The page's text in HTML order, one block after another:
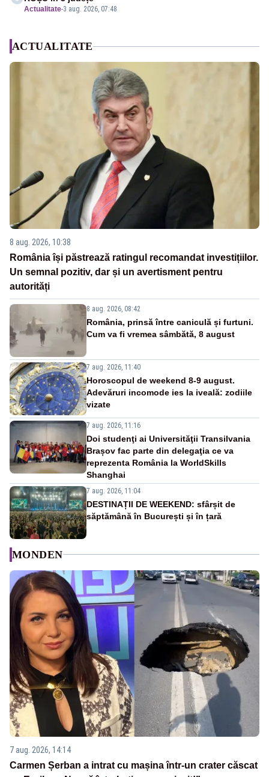
Actualitate-3 aug. 2026, 07:48
ACTUALITATE
8 aug. 2026, 10:38
România își păstrează ratingul recomandat investițiilor.
Un semnal pozitiv, dar și un avertisment pentru
autorități
8 aug. 2026, 08:42
România, prinsă între caniculă și furtuni.
Cum va fi vremea sâmbătă, 8 august
7 aug. 2026, 11:40
Horoscopul de weekend 8-9 august.
Adevăruri incomode ies la iveală: zodiile
vizate
7 aug. 2026, 11:16
Doi studenţi ai Universităţii Transilvania
Brașov fac parte din delegaţia ce va
reprezenta România la WorldSkills
Shanghai
7 aug. 2026, 11:04
DESTINAȚII DE WEEKEND: sfârșit de
săptămână în București și în țară
MONDEN
7 aug. 2026, 14:14
Carmen Șerban a intrat cu mașina într-un crater căscat